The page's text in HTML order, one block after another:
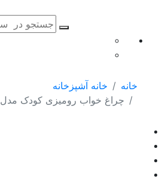
خانه
خانه آشپزخانه
چراغ خواب رومیزی کودک مدل NIGHT LIGHT